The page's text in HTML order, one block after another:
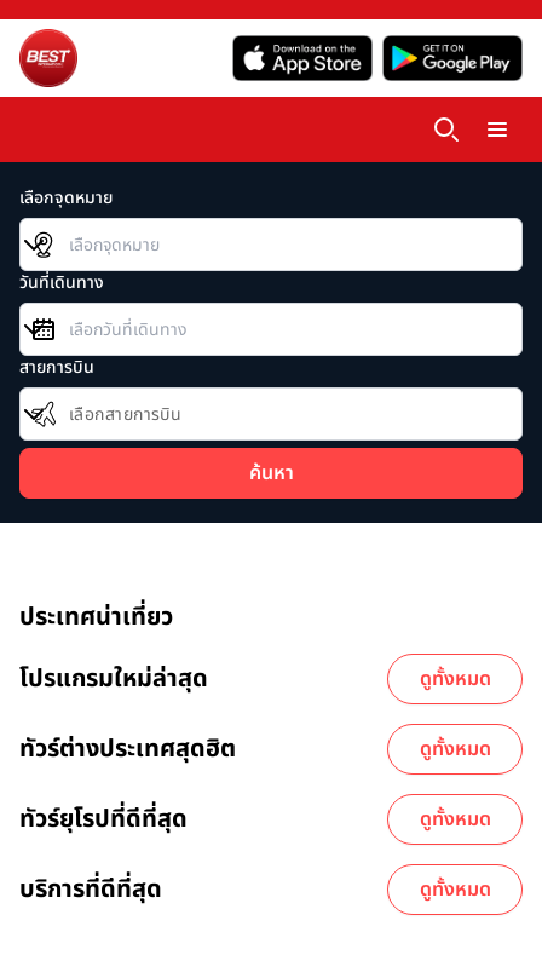
เลือกจุดหมาย
วันที่เดินทาง
สายการบิน
เลือกสายการบิน
ค้นหา
ประเทศน่าเที่ยว
โปรแกรมใหม่ล่าสุด
ดูทั้งหมด
ทัวร์ต่างประเทศสุดฮิต ดูทั้งหมด
ทัวร์ยุโรปที่ดีที่สุด ดูทั้งหมด
บริการที่ดีที่สุด ดูทั้งหมด